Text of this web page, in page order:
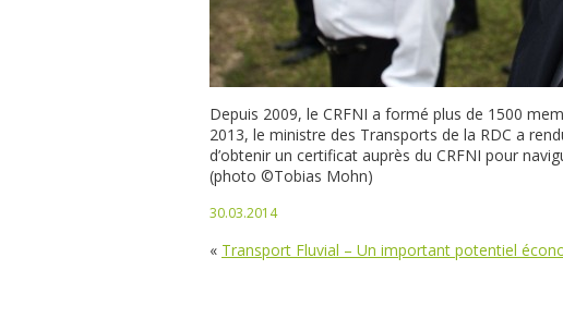
Depuis 2009, le CRFNI a formé plus de 1500
2013, le ministre des Transports de la RDC a
d’obtenir un certificat auprès du CRFNI pour
(photo ©Tobias Mohn)
30.03.2014
« Transport Fluvial – Un important potentiel